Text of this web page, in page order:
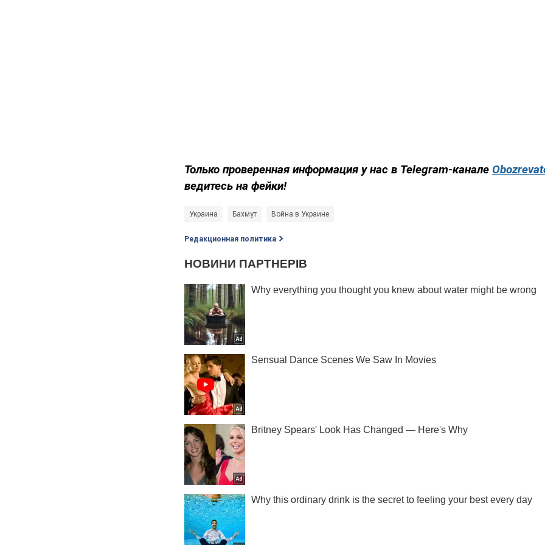
Только проверенная информация у нас в Telegram-канале
ведитесь на фейки!
Украина Бахмут Война в Украине
Редакционная политика